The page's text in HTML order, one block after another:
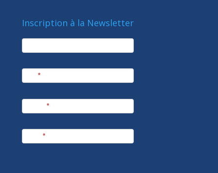
Inscription à la Newsletter
newsletter
*
*
*